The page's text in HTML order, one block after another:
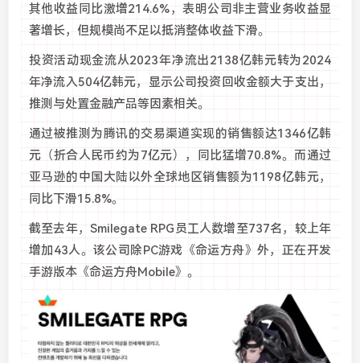
其他收益同比激增214.6%，表明公司非主营业务收益显
著增长，但规模尚不足以抵消整体收益下滑。
投资活动现金流从2023年净流出2138亿韩元转为2024
年净流入504亿韩元，显示公司投资回收金额大于支出，
推测与处置金融产品等因素相关。
通过被推测为腾讯的交易渠道实现的销售额达1346亿韩
元（折合人民币约为7亿元），同比猛增70.8%。而通过
亚马逊的中国大陆以外全球地区销售额为1198亿韩元，
同比下滑15.8%。
截至去年，Smilegate RPG员工人数增至737名，较上年
增加43人。该公司除PC游戏《命运方舟》外，正在开发
手游版本《命运方舟Mobile》。